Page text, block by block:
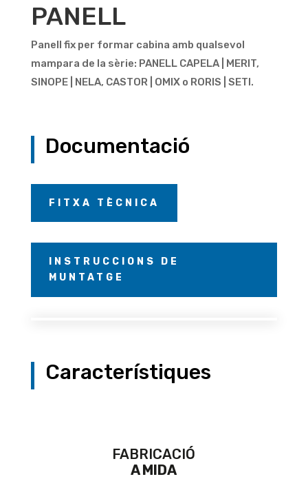
PANELL
Panell fix per formar cabina amb qualsevol
mampara de la sèrie: PANELL CAPELA | MERIT,
SINOPE | NELA, CASTOR | OMIX o RORIS | SETI.
Documentació
FITXA TÈCNICA
INSTRUCCIONS DE
MUNTATGE
Característiques
FABRICACIÓ
A MIDA